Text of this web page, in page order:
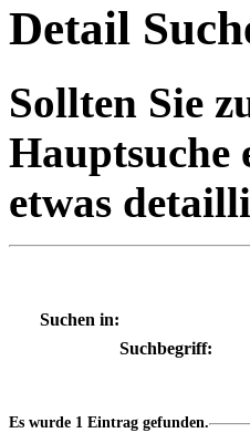
Detail
Sollten Sie
Hauptsuche
etwas
Suchen in:
Suchbegriff:
Es wurde 1 Eintrag gefunden.